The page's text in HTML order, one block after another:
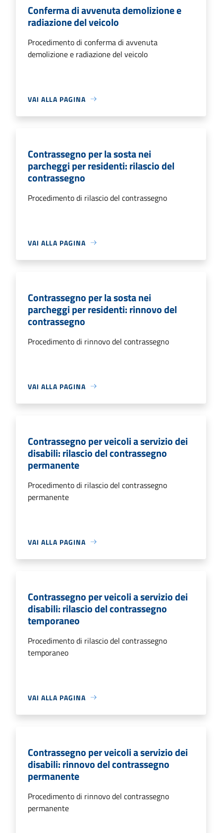
Conferma di avvenuta demolizione e
radiazione del veicolo
Procedimento di conferma di avvenuta
demolizione e radiazione del veicolo
VAI ALLA PAGINA
Contrassegno per la sosta nei
parcheggi per residenti: rilascio del
contrassegno
Procedimento di rilascio del contrassegno
VAI ALLA PAGINA
Contrassegno per la sosta nei
parcheggi per residenti: rinnovo del
contrassegno
Procedimento di rinnovo del contrassegno
VAI ALLA PAGINA
Contrassegno per veicoli a servizio dei
disabili: rilascio del contrassegno
permanente
Procedimento di rilascio del contrassegno
permanente
VAI ALLA PAGINA
Contrassegno per veicoli a servizio dei
disabili: rilascio del contrassegno
temporaneo
Procedimento di rilascio del contrassegno
temporaneo
VAI ALLA PAGINA
Contrassegno per veicoli a servizio dei
disabili: rinnovo del contrassegno
permanente
Procedimento di rinnovo del contrassegno
permanente